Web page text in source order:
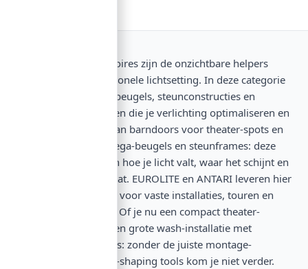
Verlichtings-accessoires zijn de onzichtbare helpers
achter elke professionele lichtsetting. In deze categorie
vind je barndoors, beugels, steunconstructies en
montage-onderdelen die je verlichting optimaliseren en
veilig installeren. Van barndoors voor theater-spots en
wash-lights tot omega-beugels en steunframes: deze
accessoires bepalen hoe je licht valt, waar het schijnt en
hoe stabiel alles staat. EUROLITE en ANTARI leveren hier
de complete toolkit voor vaste installaties, touren en
event-opstellingen. Of je nu een compact theater-
systeem opzet of een grote wash-installatie met
meerdere RGB-units: zonder de juiste montage-
accessoires en licht-shaping tools kom je niet verder.